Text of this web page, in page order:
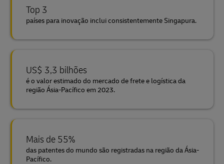
Top 3
países para inovação inclui consistentemente Singapura.
US$ 3,3 bilhões
é o valor estimado do mercado de frete e logística da
região Ásia-Pacífico em 2023.
Mais de 55%
das patentes do mundo são registradas na região da Ásia-
Pacífico.